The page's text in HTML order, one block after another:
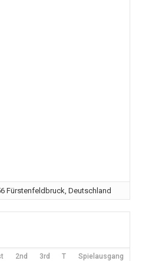
Fürstenfeldbruck, Deutschland
2nd 3rd T Spielausgang